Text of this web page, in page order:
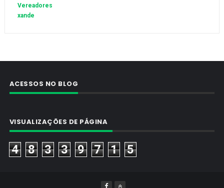
Vereadores
xande
ACESSOS NO BLOG
VISUALIZAÇÕES DE PÁGINA
4 8 3 3 9 7 1 5